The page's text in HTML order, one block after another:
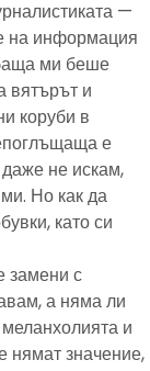
—
на информация
ми беше
вятърът и
коруби в
е
даже не искам,
Но как да
като си
замени с
а няма ли
и
нямат значение,